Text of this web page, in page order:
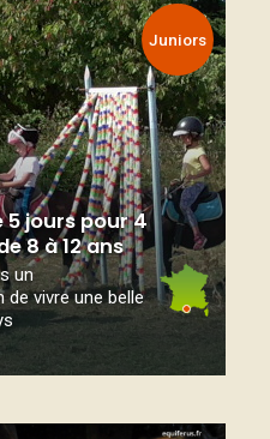
Juniors
5 jours pour 4
8 à 12 ans
un
de vivre une belle